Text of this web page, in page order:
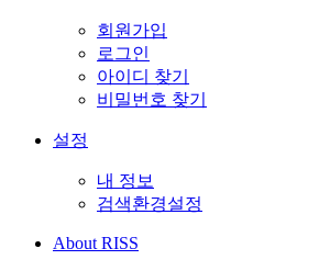
회원가입
로그인
아이디 찾기
비밀번호 찾기
설정
내 정보
검색환경설정
About RISS